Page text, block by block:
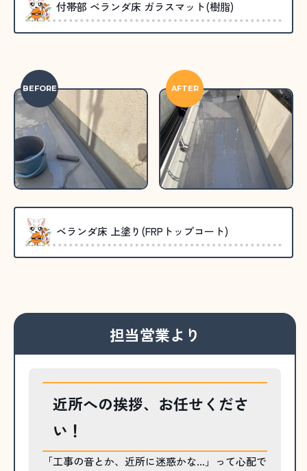
付帯部 ベランダ床 ガラスマット(樹脂)
BEFORE AFTER
ベランダ床 上塗り(FRPトップコート)
担当営業より
近所への挨拶、お任せくださ
い！
「工事の音とか、近所に迷惑かな…」って心配で